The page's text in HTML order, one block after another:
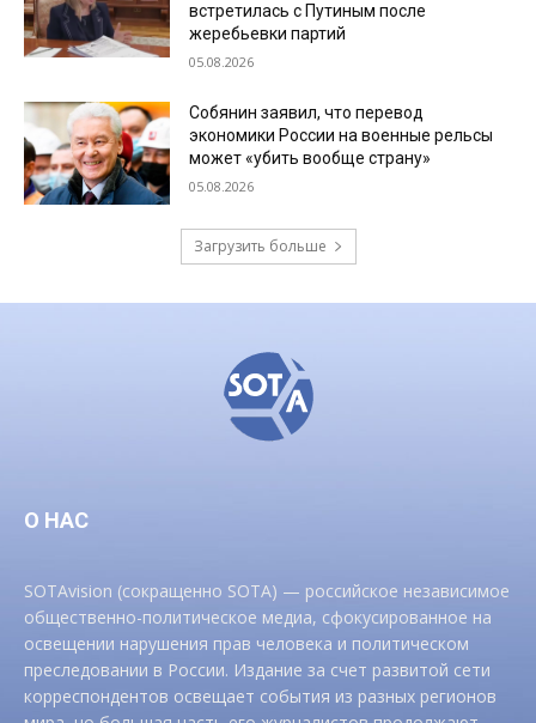
встретилась с Путиным после
жеребьевки партий
05.08.2026
Собянин заявил, что перевод
экономики России на военные рельсы
может «убить вообще страну»
05.08.2026
Загрузить больше
О НАС
SOTAvision (сокращенно SOTA) — российское независимое
общественно-политическое медиа, сфокусированное на
освещении нарушения прав человека и политическом
преследовании в России. Издание за счет развитой сети
корреспондентов освещает события из разных регионов